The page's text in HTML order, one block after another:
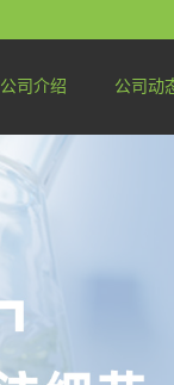
公司介绍 公司动